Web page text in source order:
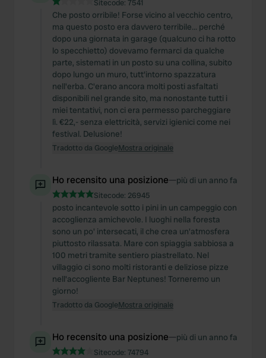
Sitecode: 7541
Che posto orribile! Forse vicino al vecchio centro,
ma questo posto era davvero terribile... perché
dopo una giornata in garage (qualcuno ci ha rotto
lo specchietto) dovevamo fermarci da qualche
parte, sistemati in un posto su una collina, subito
dopo lungo un muro, tutt'intorno spazzatura
nell'erba. C'erano ancora molti posti asfaltati
disponibili nel grande sito, ma nonostante tutti i
miei tentativi, non ci era permesso parcheggiare
lì. €22,- senza elettricità, servizi igienici come nei
festival. Delusione!
Tradotto da GoogleMostra originale
Ho recensito una posizione—più di un anno fa
Sitecode: 26945
posto incantevole sotto i pini in un campeggio con
accoglienza amichevole. I luoghi nella foresta
sono un po' intersecati, il che crea un'atmosfera
piuttosto rilassata. Mare con spiaggia sabbiosa a
100 metri tramite sentiero piastrellato. Nel
villaggio ci sono molti ristoranti e deliziose pizze
nell'accogliente Bar Neptunes! Torneremo un
giorno!
Tradotto da GoogleMostra originale
Ho recensito una posizione—più di un anno fa
Sitecode: 74794